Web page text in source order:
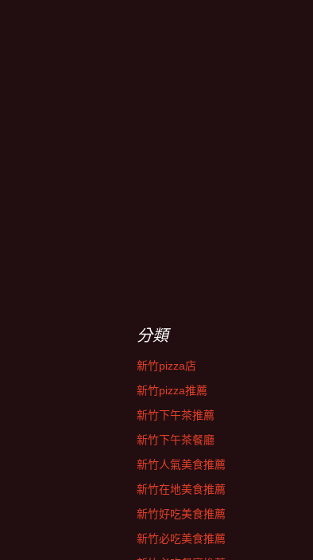
分類
新竹pizza店
新竹pizza推薦
新竹下午茶推薦
新竹下午茶餐廳
新竹人氣美食推薦
新竹在地美食推薦
新竹好吃美食推薦
新竹必吃美食推薦